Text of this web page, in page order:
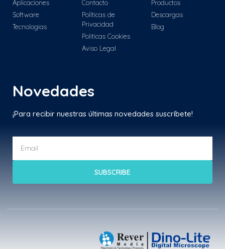
Aplicaciones
Software
Tecnologias
Contacto
Políticas de
Privacidad
Politicas Cookies
Aviso Legal
Productos
Descargas
Blog
Novedades
¡Para recibir nuestras últimas novedades suscríbete!
SUBSCRIBE